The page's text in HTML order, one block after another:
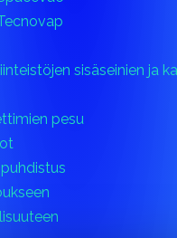
sisäseinien ja
pesu